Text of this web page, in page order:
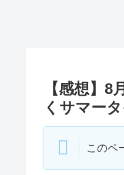
【感想】
くサマー
このペ